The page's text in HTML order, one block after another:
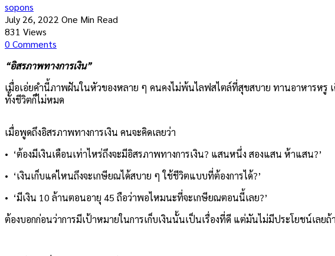
sopons
July 26, 2022 One Min Read
831 Views
0 Comments
“อิสรภาพทางการเงิน”
เมื่อเอ่ยคำนี้ภาพฝันในหัวของหลาย ๆ คนคงไม่พ้นไลฟสไตล์ที่สุขสบาย ทานอาหารหรู
ทั้งชีวิตก็ไม่หมด
เมื่อพูดถึงอิสรภาพทางการเงิน คนจะคิดเลยว่า
• ‘ต้องมีเงินเดือนเท่าไหร่ถึงจะมีอิสรภาพทางการเงิน? แสนหนึ่ง สองแสน ห้าแสน?’
• ‘เงินเก็บแค่ไหนถึงจะเกษียณได้สบาย ๆ ใช้ชีวิตแบบที่ต้องการได้?’
• ‘มีเงิน 10 ล้านตอนอายุ 45 ถือว่าพอไหมนะที่จะเกษียณตอนนี้เลย?’
ต้องบอกก่อนว่าการมีเป้าหมายในการเก็บเงินนั้นเป็นเรื่องที่ดี แต่มันไม่มีประโยชน์เลยถ้